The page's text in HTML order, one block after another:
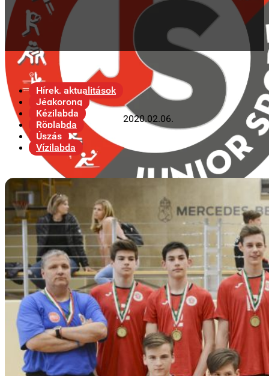
Hírek, aktualitások
Jégkorong
Kézilabda
Röplabda
Úszás
Vízilabda
2020.02.06.